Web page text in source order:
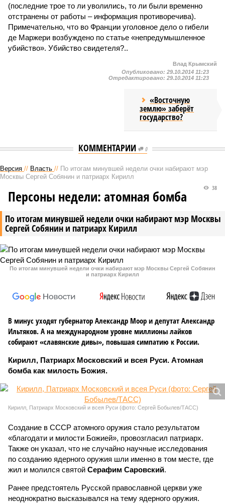
(последние трое то ли уволились, то ли были временно
отстранены от работы – информация противоречива).
Примечательно, что во Франции уголовное дело о гибели
де Маржери возбуждено по статье «непредумышленное
убийство». Убийство свидетеля?..
Влад Крымский
Опубликовано: 29.10.2014 11:23
Отредактировано: 29.10.2014 11:23
«Восточную
землю» заберёт
государство?
КОММЕНТАРИИ 0
Версия // Власть // По итогам минувшей недели очки набирают мэр
Москвы Сергей Собянин и патриарх Кирилл
По итогам минувшей недели очки набирают мэр Москвы
Сергей Собянин и патриарх Кирилл
38
Персоны недели: атомная бомба
По итогам минувшей недели очки набирают мэр Москвы Сергей Собянин
и патриарх Кирилл
В минус уходят губернатор Александр Моор и депутат Александр
Ильтяков. А на международном уровне миллионы лайков
собирают «славянские дивы», повышая симпатию к России.
Кирилл, Патриарх Московский и всея Руси. Атомная
бомба как милость Божия.
Кирилл, Патриарх Московский и всея Руси (фото: Сергей Бобылев/ТАСС)
Создание в СССР атомного оружия стало результатом
«благодати и милости Божией», провозгласил патриарх.
Также он указал, что не случайно научные исследования
по созданию ядерного оружия шли именно в том месте, где
жил и молился святой Серафим Саровский.
Ранее предстоятель Русской православной церкви уже
неоднократно высказывался на тему ядерного оружия.